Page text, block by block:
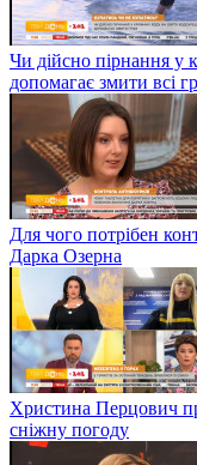
Чи дійсно пірнання у
допомагає змити всі
Для чого потрібен
Дарка Озерна
Христина Перцович
сніжну погоду